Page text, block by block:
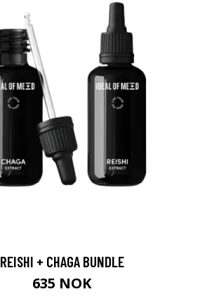
REISHI + CHAGA BUNDLE
635 NOK